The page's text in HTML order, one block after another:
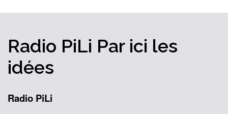
Radio PiLi Par ici les
idées
Radio PiLi